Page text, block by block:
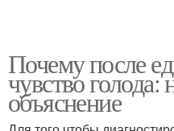
Почему после
чувство голода:
объяснение